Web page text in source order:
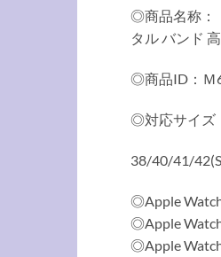
◎商品名称：
タル バンド
◎商品ID：Ｍ
◎対応サイズ
38/40/41/
◎Apple
◎Apple
◎Apple